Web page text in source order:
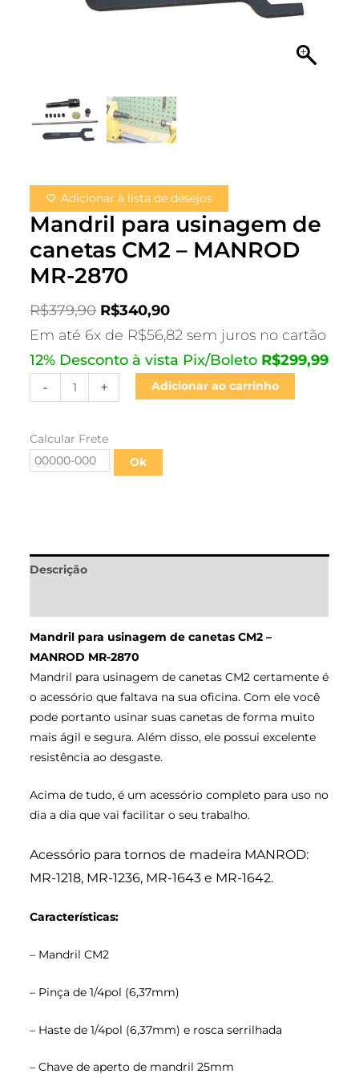
Adicionar à lista de desejos
Mandril para usinagem de
canetas CM2 – MANROD
MR-2870
R$379,90 R$340,90
Em até 6x de R$56,82 sem juros no cartão
12% Desconto à vista Pix/Boleto R$299,99
- + Adicionar ao carrinho
Calcular Frete
Ok
Descrição
Mandril para usinagem de canetas CM2 –
MANROD MR-2870
Mandril para usinagem de canetas CM2 certamente é
o acessório que faltava na sua oficina.Com ele você
pode portanto usinar suas canetas de forma muito
mais ágil e segura. Além disso, ele possui excelente
resistência ao desgaste.
Acima de tudo, é um acessório completo para uso no
dia a dia que vai facilitar o seu trabalho.
Acessório para tornos de madeira MANROD:
MR-1218, MR-1236, MR-1643 e MR-1642.
Características:
– Mandril CM2
– Pinça de 1/4pol (6,37mm)
– Haste de 1/4pol (6,37mm) e rosca serrilhada
– Chave de aperto de mandril 25mm